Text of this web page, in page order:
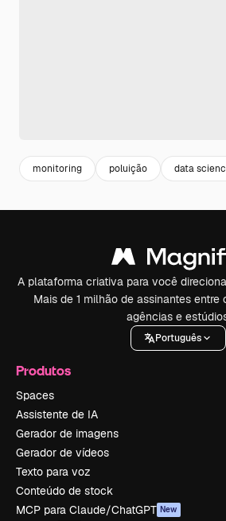
monitoring poluição data
A plataforma criativa para você
Mais de 1 milhão de assinantes entre
agências e
Português
Produtos
Spaces
Assistente de IA
Gerador de imagens
Gerador de vídeos
Texto para voz
Conteúdo de stock
MCP para Claude/ChatGPT New